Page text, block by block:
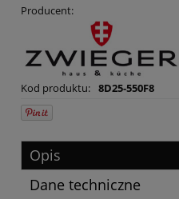
Producent:
Kod produktu: 8D25-550F8
Opis
Dane techniczne